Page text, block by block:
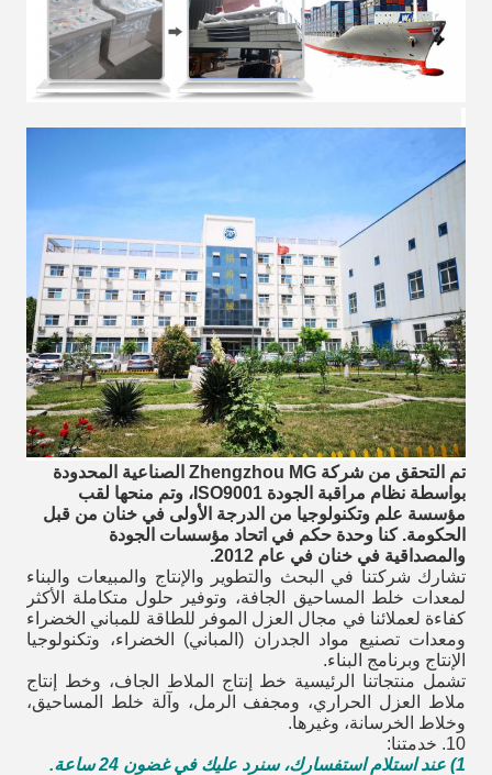
تم التحقق من شركة Zhengzhou MG الصناعية المحدودة
بواسطة نظام مراقبة الجودة ISO9001، وتم منحها لقب
مؤسسة علم وتكنولوجيا من الدرجة الأولى في خنان من قبل
الحكومة. كنا وحدة حكم في اتحاد مؤسسات الجودة
والمصداقية في خنان في عام 2012.
تشارك شركتنا في البحث والتطوير والإنتاج والمبيعات والبناء
لمعدات خلط المساحيق الجافة، وتوفير حلول متكاملة الأكثر
كفاءة لعملائنا في مجال العزل الموفر للطاقة للمباني الخضراء
ومعدات تصنيع مواد الجدران (المباني) الخضراء، وتكنولوجيا
الإنتاج وبرنامج البناء.
تشمل منتجاتنا الرئيسية خط إنتاج الملاط الجاف، وخط إنتاج
ملاط العزل الحراري، ومجفف الرمل، وآلة خلط المساحيق،
وخلاط الخرسانة، وغيرها.
10. خدمتنا:
1) عند استلام استفسارك، سنرد عليك في غضون 24 ساعة.